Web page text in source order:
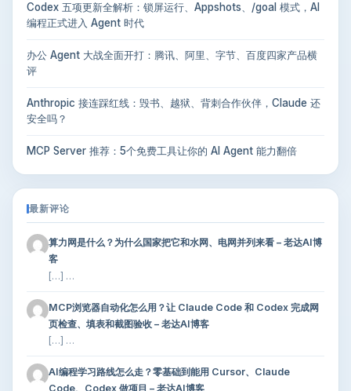
Codex 五项更新全解析：锁屏运行、Appshots、/goal 模式，AI
编程正式进入 Agent 时代
办公 Agent 大战全面开打：腾讯、阿里、字节、百度四家产品横
评
Anthropic 接连踩红线：毁书、越狱、背刺合作伙伴，Claude 还
安全吗？
MCP Server 推荐：5个免费工具让你的 AI Agent 能力翻倍
最新评论
算力网是什么？为什么国家把它和水网、电网并列来看 – 老达AI博
客
[…] …
MCP浏览器自动化怎么用？让 Claude Code 和 Codex 完成网
页检查、填表和截图验收 – 老达AI博客
[…] …
AI编程学习路线怎么走？零基础到能用 Cursor、Claude
Code、Codex 做项目 – 老达AI博客